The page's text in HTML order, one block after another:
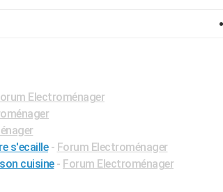
Electroménager
s'ecaille - Forum Electroménager
cuisine - Forum Electroménager